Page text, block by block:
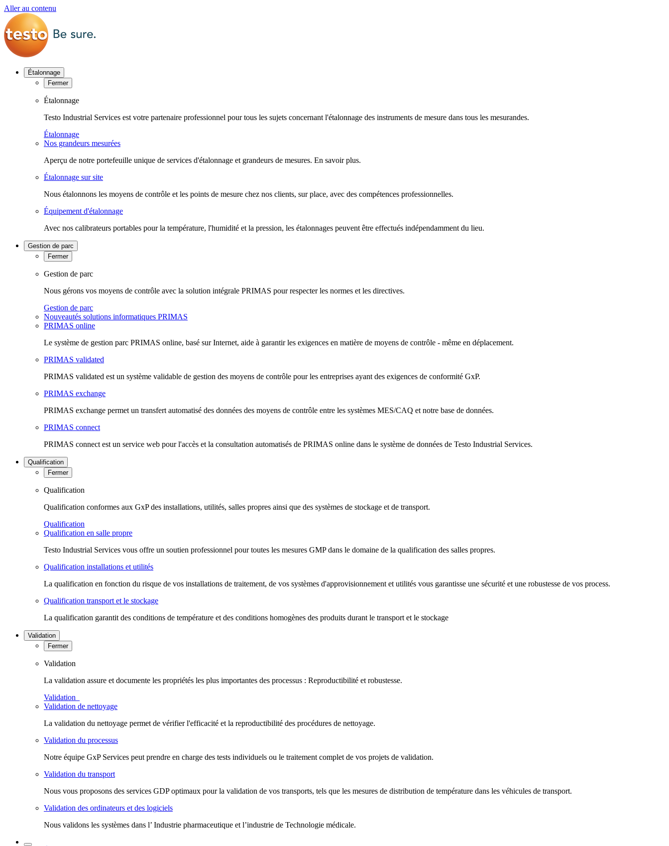
Aller au contenu
Étalonnage
Fermer
Étalonnage
Testo Industrial Services est votre partenaire professionnel pour tous les sujets concernant l'étalonnage des instruments de mesure dans tous les mesurandes.
Étalonnage
Nos grandeurs mesurées
Aperçu de notre portefeuille unique de services d'étalonnage et grandeurs de mesures. En savoir plus.
Étalonnage sur site
Nous étalonnons les moyens de contrôle et les points de mesure chez nos clients, sur place, avec des compétences professionnelles.
Équipement d'étalonnage
Avec nos calibrateurs portables pour la température, l'humidité et la pression, les étalonnages peuvent être effectués indépendamment du lieu.
Gestion de parc
Fermer
Gestion de parc
Nous gérons vos moyens de contrôle avec la solution intégrale PRIMAS pour respecter les normes et les directives.
Gestion de parc
Nouveautés solutions informatiques PRIMAS
PRIMAS online
Le système de gestion parc PRIMAS online, basé sur Internet, aide à garantir les exigences en matière de moyens de contrôle - même en déplacement.
PRIMAS validated
PRIMAS validated est un système validable de gestion des moyens de contrôle pour les entreprises ayant des exigences de conformité GxP.
PRIMAS exchange
PRIMAS exchange permet un transfert automatisé des données des moyens de contrôle entre les systèmes MES/CAQ et notre base de données.
PRIMAS connect
PRIMAS connect est un service web pour l'accès et la consultation automatisés de PRIMAS online dans le système de données de Testo Industrial Services.
Qualification
Fermer
Qualification
Qualification conformes aux GxP des installations, utilités, salles propres ainsi que des systèmes de stockage et de transport.
Qualification
Qualification en salle propre
Testo Industrial Services vous offre un soutien professionnel pour toutes les mesures GMP dans le domaine de la qualification des salles propres.
Qualification installations et utilités
La qualification en fonction du risque de vos installations de traitement, de vos systèmes d'approvisionnement et utilités vous garantisse une sécurité et une robustesse de vos process.
Qualification transport et le stockage
La qualification garantit des conditions de température et des conditions homogènes des produits durant le transport et le stockage
Validation
Fermer
Validation
La validation assure et documente les propriétés les plus importantes des processus : Reproductibilité et robustesse.
Validation
Validation de nettoyage
La validation du nettoyage permet de vérifier l'efficacité et la reproductibilité des procédures de nettoyage.
Validation du processus
Notre équipe GxP Services peut prendre en charge des tests individuels ou le traitement complet de vos projets de validation.
Validation du transport
Nous vous proposons des services GDP optimaux pour la validation de vos transports, tels que les mesures de distribution de température dans les véhicules de transport.
Validation des ordinateurs et des logiciels
Nous validons les systèmes dans l’ Industrie pharmaceutique et l’industrie de Technologie médicale.